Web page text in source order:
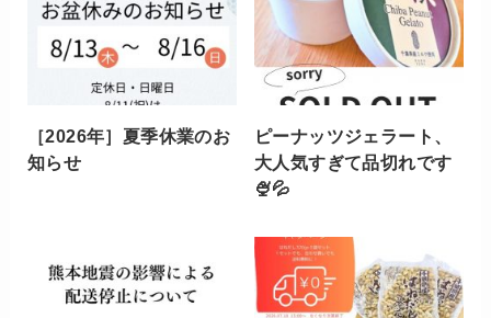
［2026年］夏季休業のお
知らせ
ピーナッツジェラート、
大人気すぎて品切れです
🍨💦